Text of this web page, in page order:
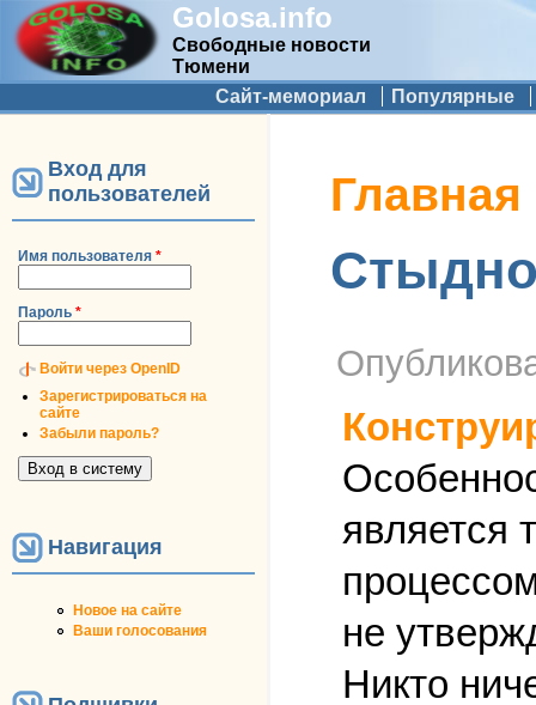
Golosa.info
Свободные новости
Тюмени
Дополнительное меню
Сайт-мемориал Популярные
Вход для
пользователей
Имя пользователя *
Пароль *
Войти через OpenID
Зарегистрироваться на
сайте
Забыли пароль?
Навигация
Новое на сайте
Ваши голосования
Вы здесь
Главная
Стыдно
является
не
Никто